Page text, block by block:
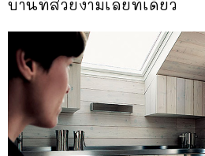
บ้านที่สวยงามเลยที่เดียว